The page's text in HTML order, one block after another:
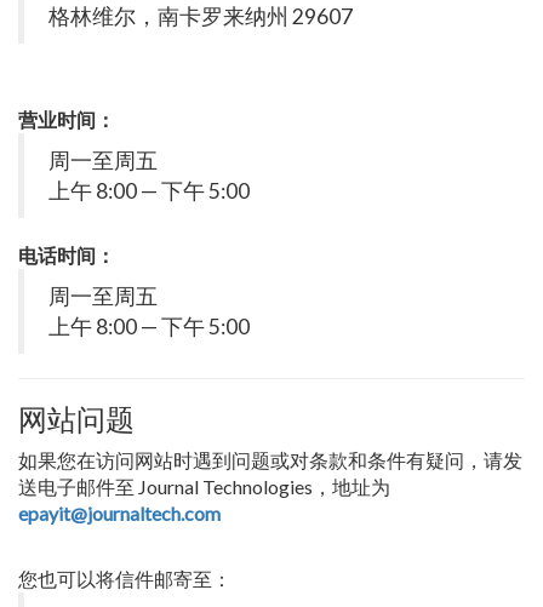
格林维尔，南卡罗来纳州 29607
营业时间：
周一至周五
上午 8:00 — 下午 5:00
电话时间：
周一至周五
上午 8:00 — 下午 5:00
网站问题
如果您在访问网站时遇到问题或对条款和条件有疑问，请发
送电子邮件至 Journal Technologies，地址为
epayit@journaltech.com
您也可以将信件邮寄至：